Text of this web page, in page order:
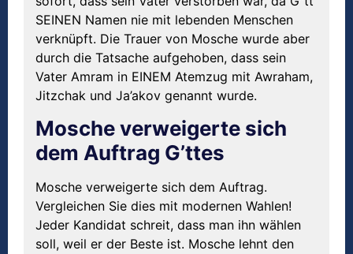
SEINEN Namen nie mit lebenden Menschen
verknüpft. Die Trauer von Mosche wurde aber
durch die Tatsache aufgehoben, dass sein
Vater Amram in EINEM Atemzug mit Awraham,
Jitzchak und Ja’akov genannt wurde.
Mosche verweigerte sich
dem Auftrag G’ttes
Mosche verweigerte sich dem Auftrag.
Vergleichen Sie dies mit modernen Wahlen!
Jeder Kandidat schreit, dass man ihn wählen
soll, weil er der Beste ist. Mosche lehnt den